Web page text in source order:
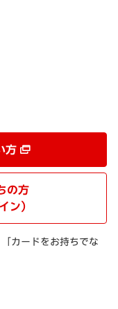
方
の方
ン）
カードをお持ちでな